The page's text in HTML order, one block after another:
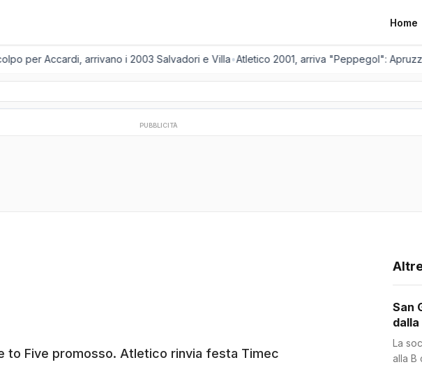
Home
per Accardi, arrivano i 2003 Salvadori e Villa•Atletico 2001, arriva "Peppegol":
PUBBLICITÀ
to Five promosso. Atletico rinvia festa Timec
San
dalla
La
alla B